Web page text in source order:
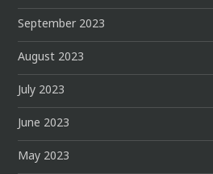
September 2023
August 2023
July 2023
June 2023
May 2023